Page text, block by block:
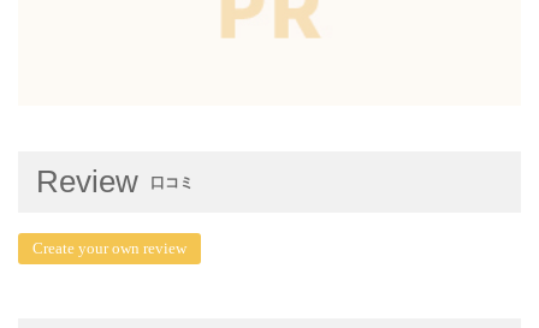
Review 口コミ
Create your own review